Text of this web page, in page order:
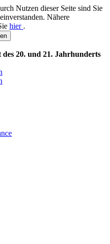
Nutzen dieser Seite sind Sie
Nähere
hier .
des 20. und 21. Jahrhunderts